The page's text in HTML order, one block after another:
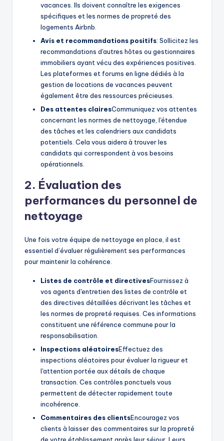
vacances. Ils doivent connaître les exigences
spécifiques et les normes de propreté des
logements Airbnb.
Avis et recommandations positifs: Sollicitez les
recommandations d'autres hôtes ou gestionnaires
immobiliers ayant vécu des expériences positives.
Les plateformes et forums en ligne dédiés à la
gestion de locations de vacances peuvent
également être des ressources précieuses.
Des attentes clairesCommuniquez vos attentes
concernant les normes de nettoyage, l'étendue
des tâches et les calendriers aux candidats
potentiels. Cela vous aidera à trouver les
candidats qui correspondent à vos besoins
opérationnels.
2. Évaluation des
performances du personnel de
nettoyage
Une fois votre équipe de nettoyage en place, il est
essentiel d’évaluer régulièrement ses performances
pour maintenir la cohérence.
Listes de contrôle et directivesFournissez à
vos agents d'entretien des listes de contrôle et
des directives détaillées décrivant les tâches et
les normes de propreté requises. Ces informations
constituent une référence commune pour la
responsabilisation.
Inspections aléatoiresEffectuez des
inspections aléatoires pour évaluer la rigueur et
l'attention portée aux détails de chaque
transaction. Ces contrôles ponctuels vous
permettent de détecter rapidement toute
incohérence.
Commentaires des clientsEncouragez vos
clients à laisser des commentaires sur la propreté